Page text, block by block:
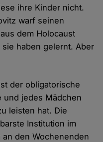
ihre Kinder nicht.
warf seinen
dem Holocaust
haben gelernt. Aber
der obligatorische
und jedes Mädchen
leisten hat. Die
Institution im
den Wochenenden